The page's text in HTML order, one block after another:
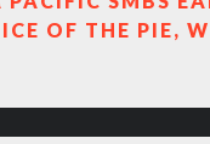
OF THE PIE,